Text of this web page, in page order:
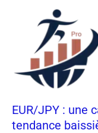
EUR/JPY : une
tendance